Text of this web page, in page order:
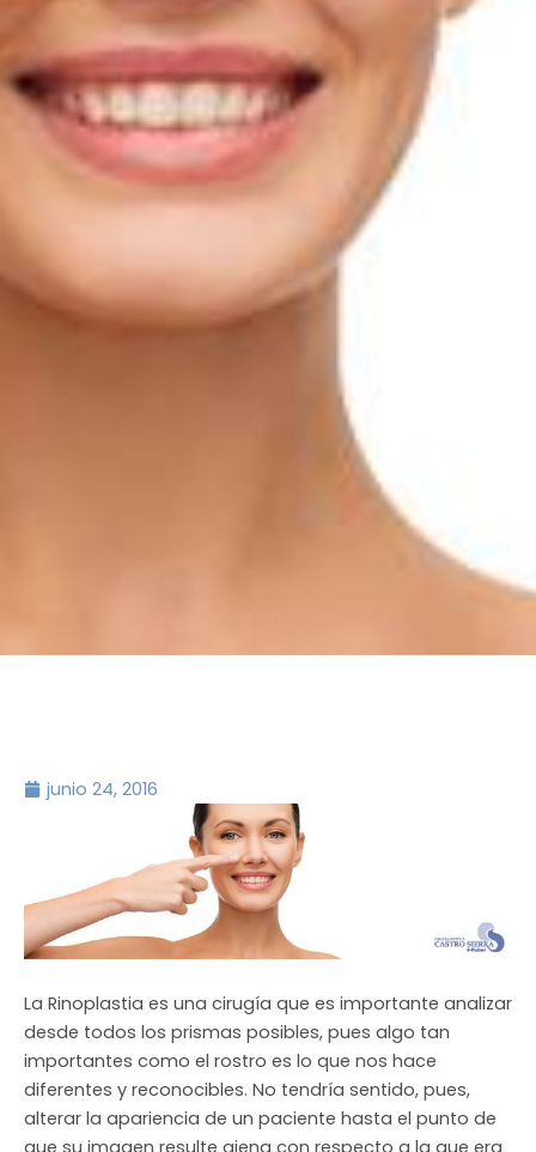
junio 24, 2016
La Rinoplastia es una cirugía que es importante analizar
desde todos los prismas posibles, pues algo tan
importantes como el rostro es lo que nos hace
diferentes y reconocibles. No tendría sentido, pues,
alterar la apariencia de un paciente hasta el punto de